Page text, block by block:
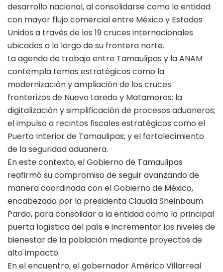
desarrollo nacional, al consolidarse como la entidad
con mayor flujo comercial entre México y Estados
Unidos a través de los 19 cruces internacionales
ubicados a lo largo de su frontera norte.
La agenda de trabajo entre Tamaulipas y la ANAM
contempla temas estratégicos como la
modernización y ampliación de los cruces
fronterizos de Nuevo Laredo y Matamoros; la
digitalización y simplificación de procesos aduaneros;
el impulso a recintos fiscales estratégicos como el
Puerto Interior de Tamaulipas; y el fortalecimiento
de la seguridad aduanera.
En este contexto, el Gobierno de Tamaulipas
reafirmó su compromiso de seguir avanzando de
manera coordinada con el Gobierno de México,
encabezado por la presidenta Claudia Sheinbaum
Pardo, para consolidar a la entidad como la principal
puerta logística del país e incrementar los niveles de
bienestar de la población mediante proyectos de
alto impacto.
En el encuentro, el gobernador Américo Villarreal